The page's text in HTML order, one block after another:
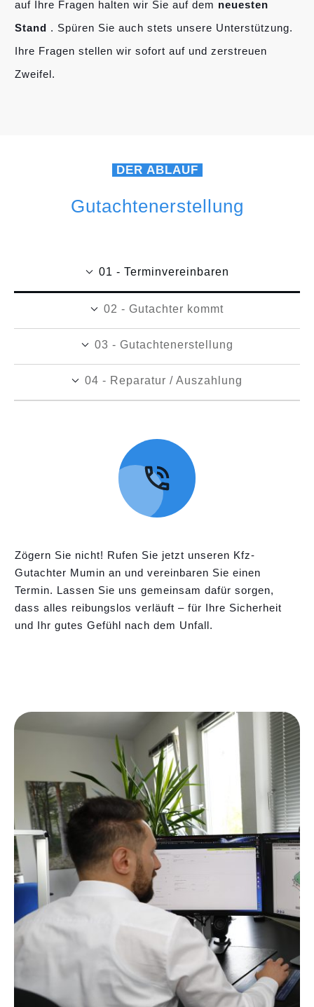
auf Ihre Fragen halten wir Sie auf dem neuesten
Stand . Spüren Sie auch stets unsere Unterstützung.
Ihre Fragen stellen wir sofort auf und zerstreuen
Zweifel.
DER ABLAUF
Gutachtenerstellung
01 - Terminvereinbaren
02 - Gutachter kommt
03 - Gutachtenerstellung
04 - Reparatur / Auszahlung
Zögern Sie nicht! Rufen Sie jetzt unseren Kfz-
Gutachter Mumin an und vereinbaren Sie einen
Termin. Lassen Sie uns gemeinsam dafür sorgen,
dass alles reibungslos verläuft – für Ihre Sicherheit
und Ihr gutes Gefühl nach dem Unfall.